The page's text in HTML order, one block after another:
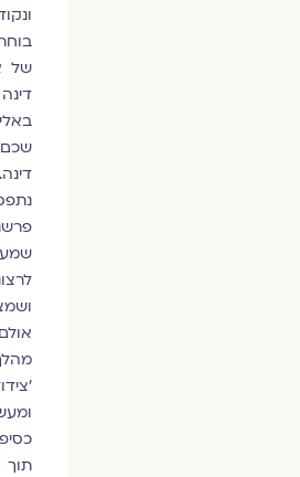
של
שכם
תוך